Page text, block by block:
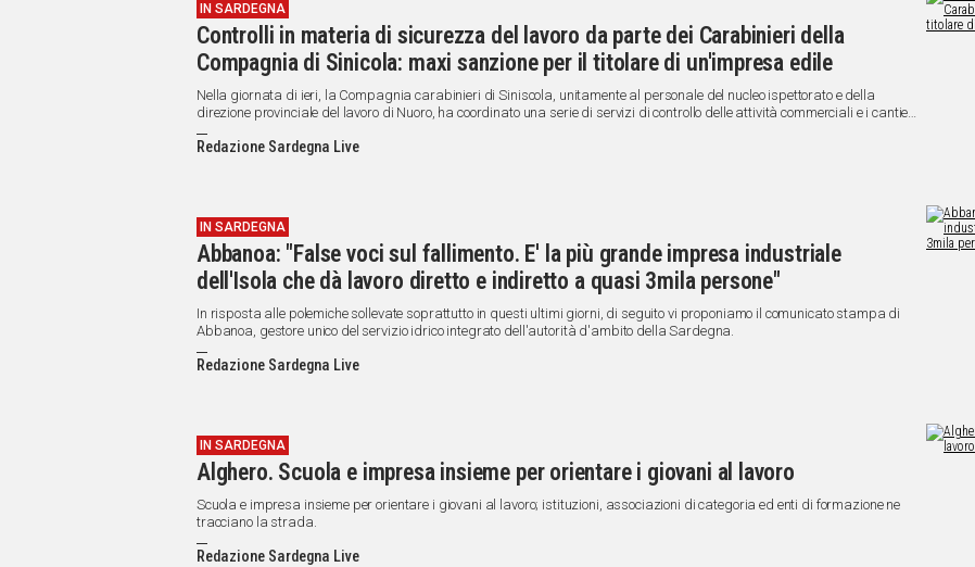
IN SARDEGNA
Controlli in materia di sicurezza del lavoro da parte dei Carabinieri della
Compagnia di Sinicola: maxi sanzione per il titolare di un'impresa edile
Nella giornata di ieri, la Compagnia carabinieri di Siniscola, unitamente al personale del nucleo ispettorato e della
direzione provinciale del lavoro di Nuoro, ha coordinato una serie di servizi di controllo delle attività commerciali e i cantieri
della giurisdizione.
Redazione Sardegna Live
IN SARDEGNA
Abbanoa: "False voci sul fallimento. E' la più grande impresa industriale
dell'Isola che dà lavoro diretto e indiretto a quasi 3mila persone"
In risposta alle polemiche sollevate soprattutto in questi ultimi giorni, di seguito vi proponiamo il comunicato stampa di
Abbanoa, gestore unico del servizio idrico integrato dell'autorità d'ambito della Sardegna.
Redazione Sardegna Live
IN SARDEGNA
Alghero. Scuola e impresa insieme per orientare i giovani al lavoro
Scuola e impresa insieme per orientare i giovani al lavoro; istituzioni, associazioni di categoria ed enti di formazione ne
tracciano la strada.
Redazione Sardegna Live